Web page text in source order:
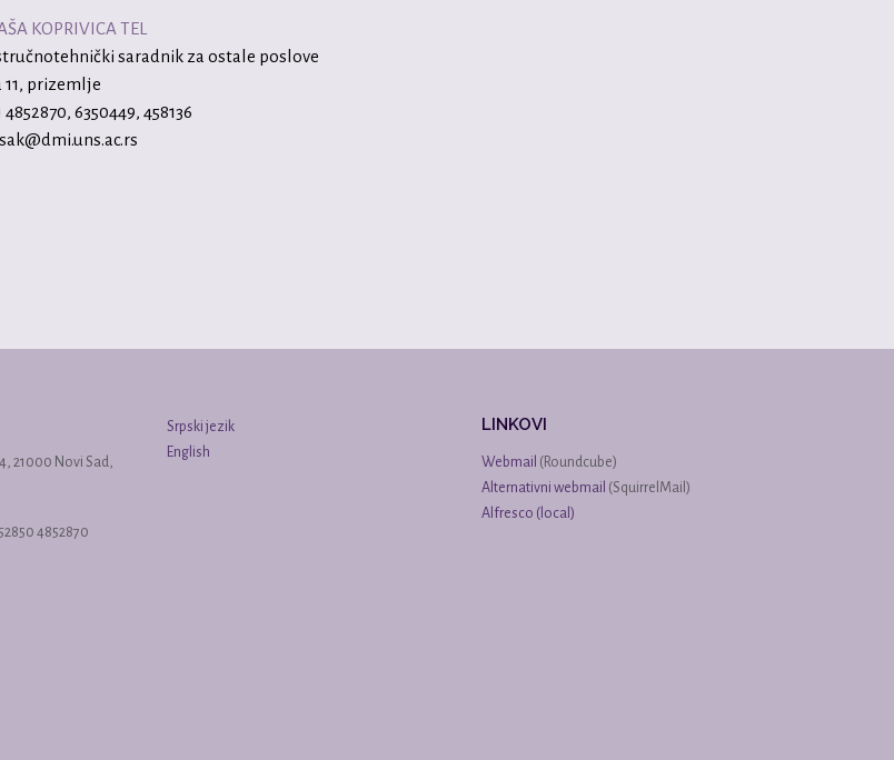
KOPRIVICA TEL
saradnik za ostale poslove
11, prizemlje
4852870, 6350449, 458136
21000 Novi Sad,
4852870
Srpski jezik
English
LINKOVI
Webmail (Roundcube)
Alternativni webmail (SquirrelMail)
Alfresco (local)